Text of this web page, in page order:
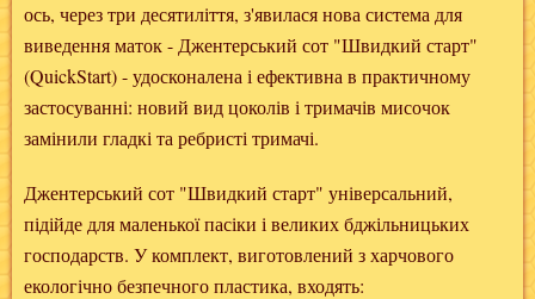
ось, через три десятиліття, з'явилася нова система для
виведення маток - Джентерський сот "Швидкий старт"
(QuickStart) - удосконалена і ефективна в практичному
застосуванні: новий вид цоколів і тримачів мисочок
замінили гладкі та ребристі тримачі.
Джентерський сот "Швидкий старт" універсальний,
підійде для маленької пасіки і великих бджільницьких
господарств. У комплект, виготовлений з харчового
екологічно безпечного пластика, входять: